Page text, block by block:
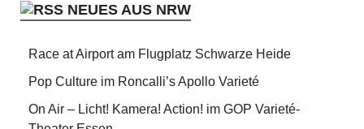
NEUES AUS NRW
Race at Airport am Flugplatz Schwarze Heide
Pop Culture im Roncalli’s Apollo Varieté
On Air – Licht! Kamera! Action! im GOP Varieté-